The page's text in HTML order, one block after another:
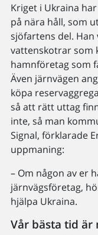
Kriget i Ukraina
på nära håll, som
sjöfartens del.
vattenskotrar som
hamnföretag som
Även järnvägen
köpa
så att rätt uttag
inte, så man
Signal, förklarade
uppmaning:
– Om någon av er
järnvägsföretag,
hjälpa Ukraina.
Vår bästa tid är